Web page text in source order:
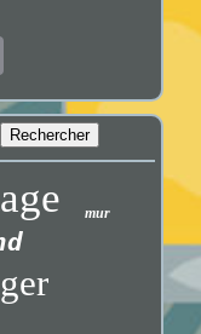
mur